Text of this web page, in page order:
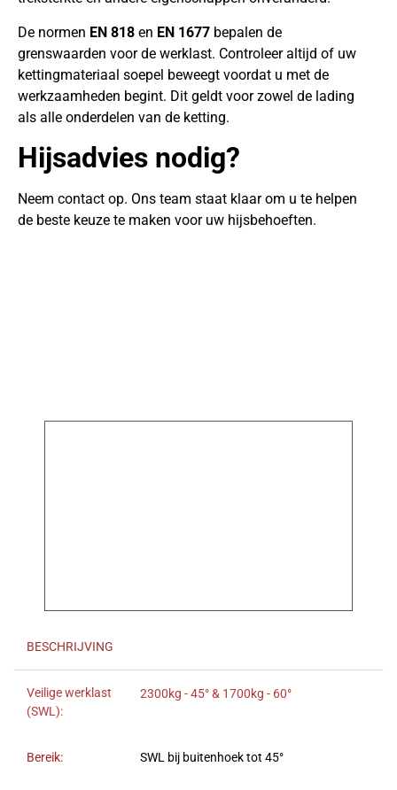
De normen EN 818 en EN 1677 bepalen de
grenswaarden voor de werklast. Controleer altijd of uw
kettingmateriaal soepel beweegt voordat u met de
werkzaamheden begint. Dit geldt voor zowel de lading
als alle onderdelen van de ketting.
Hijsadvies nodig?
Neem contact op. Ons team staat klaar om u te helpen
de beste keuze te maken voor uw hijsbehoeften.
BESCHRIJVING
Veilige werklast
(SWL):
2300kg - 45° & 1700kg - 60°
Bereik: SWL bij buitenhoek tot 45°